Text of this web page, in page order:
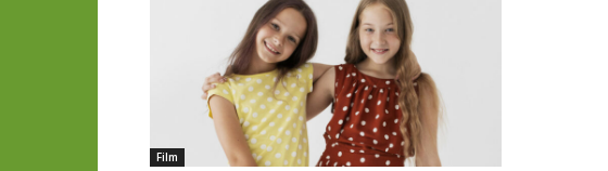
Film